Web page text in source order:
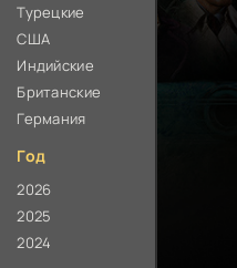
Турецкие
США
Индийские
Британские
Германия
Год
2026
2025
2024